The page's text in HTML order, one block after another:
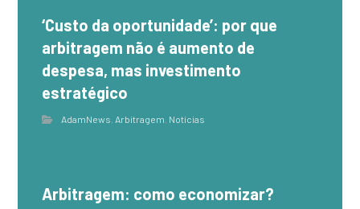
‘Custo da oportunidade’: por que
arbitragem não é aumento de
despesa, mas investimento
estratégico
AdamNews, Arbitragem, Notícias
Arbitragem: como economizar?